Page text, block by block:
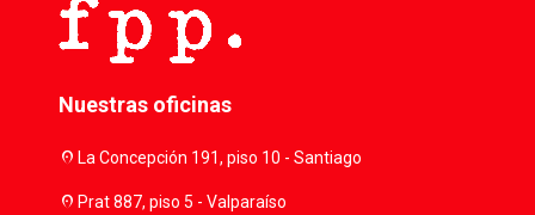
Nuestras oficinas
location_onLa Concepción 191, piso 10 - Santiago
location_onPrat 887, piso 5 - Valparaíso